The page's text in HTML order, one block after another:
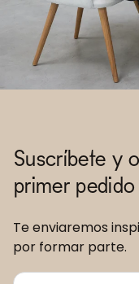
Suscríbete y
primer pedido
Te enviaremos
por formar parte.